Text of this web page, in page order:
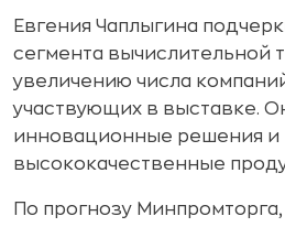
Евгения Чаплыгина
сегмента вычислительной
увеличению числа
участвующих в выставке.
инновационные решения и
высококачественные
По прогнозу